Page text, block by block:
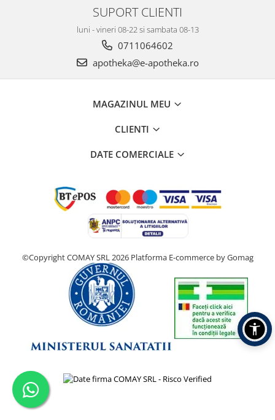
SUPORT CLIENTI
luni - vineri 08-22 si sambata 08-13
0711064602
apotheka@e-apotheka.ro
MAGAZINUL MEU
CLIENTI
DATE COMERCIALE
©Copyright COMAY SRL 2026 Platforma E-commerce by Gomag